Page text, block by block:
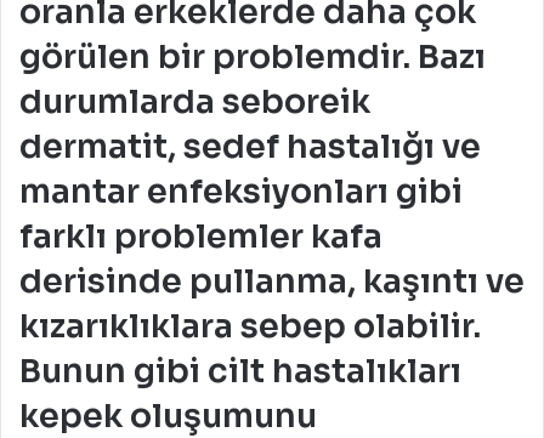
oranla erkeklerde daha çok
görülen bir problemdir. Bazı
durumlarda seboreik
dermatit, sedef hastalığı ve
mantar enfeksiyonları gibi
farklı problemler kafa
derisinde pullanma, kaşıntı ve
kızarıklıklara sebep olabilir.
Bunun gibi cilt hastalıkları
kepek oluşumunu